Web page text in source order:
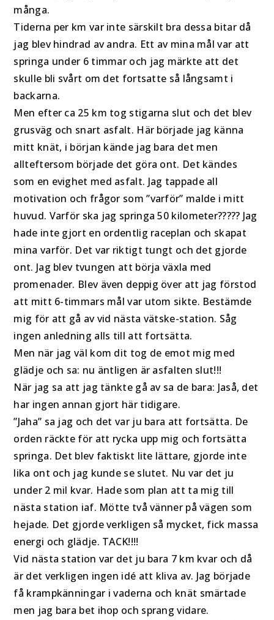
många.
Tiderna per km var inte särskilt bra dessa bitar då
jag blev hindrad av andra. Ett av mina mål var att
springa under 6 timmar och jag märkte att det
skulle bli svårt om det fortsatte så långsamt i
backarna.
Men efter ca 25 km tog stigarna slut och det blev
grusväg och snart asfalt. Här började jag känna
mitt knät, i början kände jag bara det men
allteftersom började det göra ont. Det kändes
som en evighet med asfalt. Jag tappade all
motivation och frågor som ”varför” malde i mitt
huvud. Varför ska jag springa 50 kilometer????? Jag
hade inte gjort en ordentlig raceplan och skapat
mina varför. Det var riktigt tungt och det gjorde
ont. Jag blev tvungen att börja växla med
promenader. Blev även deppig över att jag förstod
att mitt 6-timmars mål var utom sikte. Bestämde
mig för att gå av vid nästa vätske-station. Såg
ingen anledning alls till att fortsätta.
Men när jag väl kom dit tog de emot mig med
glädje och sa: nu äntligen är asfalten slut!!!
När jag sa att jag tänkte gå av sa de bara: Jaså, det
har ingen annan gjort här tidigare.
”Jaha” sa jag och det var ju bara att fortsätta. De
orden räckte för att rycka upp mig och fortsätta
springa. Det blev faktiskt lite lättare, gjorde inte
lika ont och jag kunde se slutet. Nu var det ju
under 2 mil kvar. Hade som plan att ta mig till
nästa station iaf. Mötte två vänner på vägen som
hejade. Det gjorde verkligen så mycket, fick massa
energi och glädje. TACK!!!!
Vid nästa station var det ju bara 7 km kvar och då
är det verkligen ingen idé att kliva av. Jag började
få krampkänningar i vaderna och knät smärtade
men jag bara bet ihop och sprang vidare.